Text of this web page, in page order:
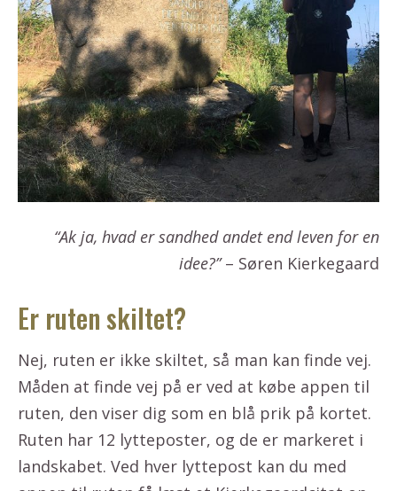
“Ak ja, hvad er sandhed andet end leven for en
idee?”– Søren Kierkegaard
Er ruten skiltet?
Nej, ruten er ikke skiltet, så man kan finde vej.
Måden at finde vej på er ved at købe appen til
ruten, den viser dig som en blå prik på kortet.
Ruten har 12 lytteposter, og de er markeret i
landskabet. Ved hver lyttepost kan du med